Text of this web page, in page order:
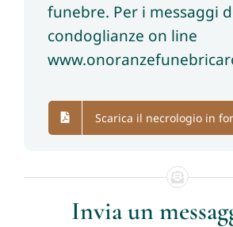
funebre. Per i messaggi
condoglianze on line
Scarica il necrologio in
Invia un